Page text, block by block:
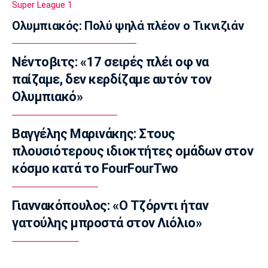
ΠΑΟΚ: Κι επίσημα στο πλευρό του Τρινκιέρι
ο Μενέτι
Στίβος
Μπέρμιγχαμ 26: Προκρίθηκε στον τελικό ο
Τεντόγλου - Εκτός ο Φουρλάνι
14:24
ΑΕΚ: Οι πρώτες στιγμές του Κάιρινεν στην
Allwyn Arena (vid)
14:20
Γκλάσνερ: «Η φιλοδοξία του Μαρινάκη με
έπεισε να πάω στη Νότιγχαμ»
14:10
Super League 1
Ολυμπιακός: Πολύ ψηλά πλέον ο Τικνιζιάν
Νέντοβιτς: «17 σειρές πλέι οφ να
παίζαμε, δεν κερδίζαμε αυτόν τον
Ολυμπιακό»
Βαγγέλης Μαρινάκης: Στους
πλουσιότερους ιδιοκτήτες ομάδων στον
κόσμο κατά το FourFourTwo
Γιαννακόπουλος: «Ο Τζόρντι ήταν
γατούλης μπροστά στον Λιόλιο»